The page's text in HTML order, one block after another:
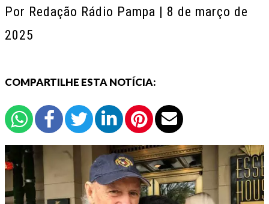
Por Redação Rádio Pampa | 8 de março de
2025
COMPARTILHE ESTA NOTÍCIA: